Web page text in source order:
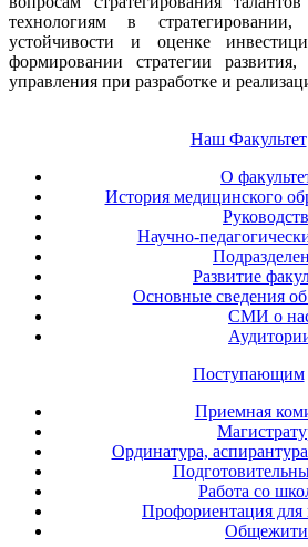
технологиям в
устойчивости и оценке
формировании стратегии
управления при разработке и
Наш Факультет
О
История медицинского
Научно-
Развитие
Основные сведения
СМИ о
Поступающим
Приемная
Ординатура,
Работа со
Профориентация для